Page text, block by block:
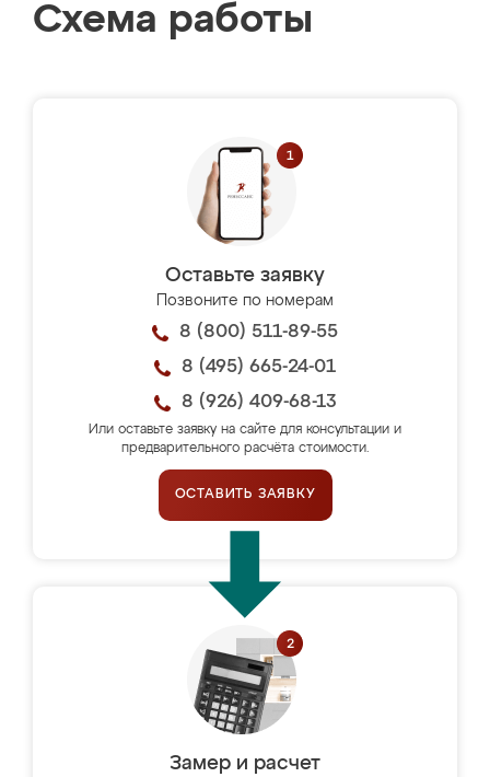
Схема работы
Оставьте заявку
Позвоните по номерам
8 (800) 511-89-55
8 (495) 665-24-01
8 (926) 409-68-13
Или оставьте заявку на сайте для консультации и
предварительного расчёта стоимости.
ОСТАВИТЬ ЗАЯВКУ
Замер и расчет